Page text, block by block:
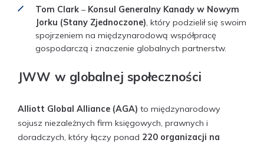
Tom Clark – Konsul Generalny Kanady w Nowym
Jorku (Stany Zjednoczone), który podzielił się swoim
spojrzeniem na międzynarodową współpracę
gospodarczą i znaczenie globalnych partnerstw.
JWW w globalnej społeczności
Alliott Global Alliance (AGA) to międzynarodowy
sojusz niezależnych firm księgowych, prawnych i
doradczych, który łączy ponad 220 organizacji na